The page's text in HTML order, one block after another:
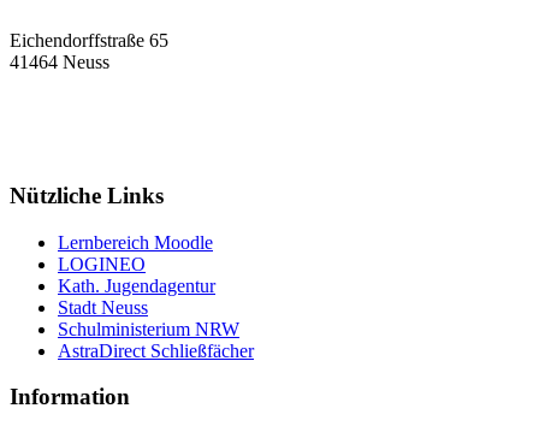
Eichendorffstraße 65
41464 Neuss
Nützliche Links
Lernbereich Moodle
LOGINEO
Kath. Jugendagentur
Stadt Neuss
Schulministerium NRW
AstraDirect Schließfächer
Information